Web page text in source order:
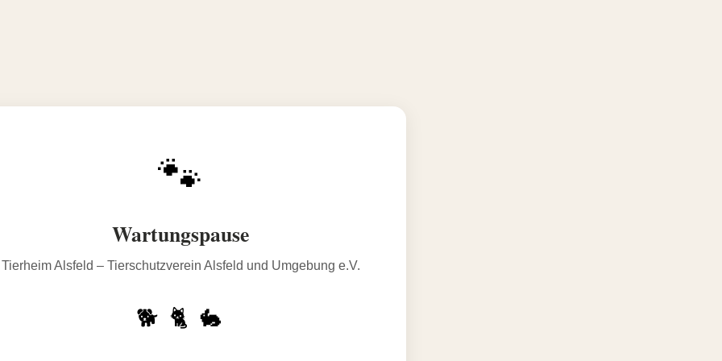
🐾
Wartungspause
Tierheim Alsfeld – Tierschutzverein Alsfeld und Umgebung e.V.
🐕 🐈 🐇